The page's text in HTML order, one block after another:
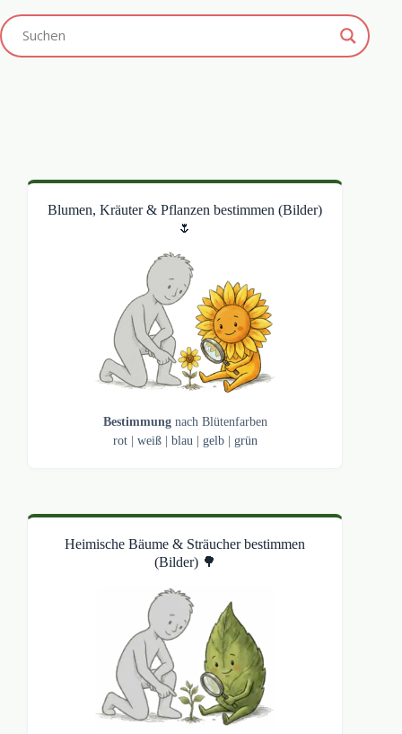
Blumen, Kräuter & Pflanzen bestimmen (Bilder)
🌷
Bestimmung nach Blütenfarben
rot| weiß| blau gelb| grün
Heimische Bäume & Sträucher bestimmen
(Bilder) 🌳